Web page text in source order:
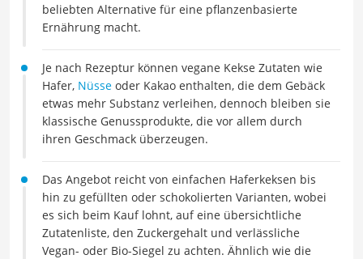
beliebten Alternative für eine pflanzenbasierte
Ernährung macht.
Je nach Rezeptur können vegane Kekse Zutaten wie
Hafer, Nüsse oder Kakao enthalten, die dem Gebäck
etwas mehr Substanz verleihen, dennoch bleiben sie
klassische Genussprodukte, die vor allem durch
ihren Geschmack überzeugen.
Das Angebot reicht von einfachen Haferkeksen bis
hin zu gefüllten oder schokolierten Varianten, wobei
es sich beim Kauf lohnt, auf eine übersichtliche
Zutatenliste, den Zuckergehalt und verlässliche
Vegan- oder Bio-Siegel zu achten. Ähnlich wie die